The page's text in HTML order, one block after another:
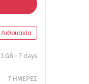
Λιθουανία
3 GB - 7 days
7 ΗΜΕΡΕΣ